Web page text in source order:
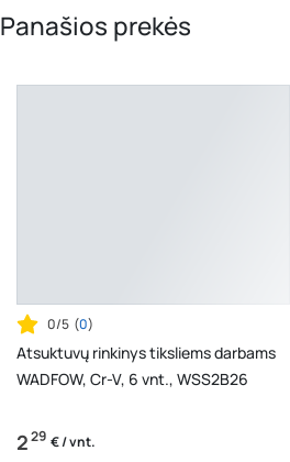
Panašios prekės
0/5 (0)
Atsuktuvų rinkinys tiksliems darbams
WADFOW, Cr-V, 6 vnt., WSS2B26
229 € / vnt.